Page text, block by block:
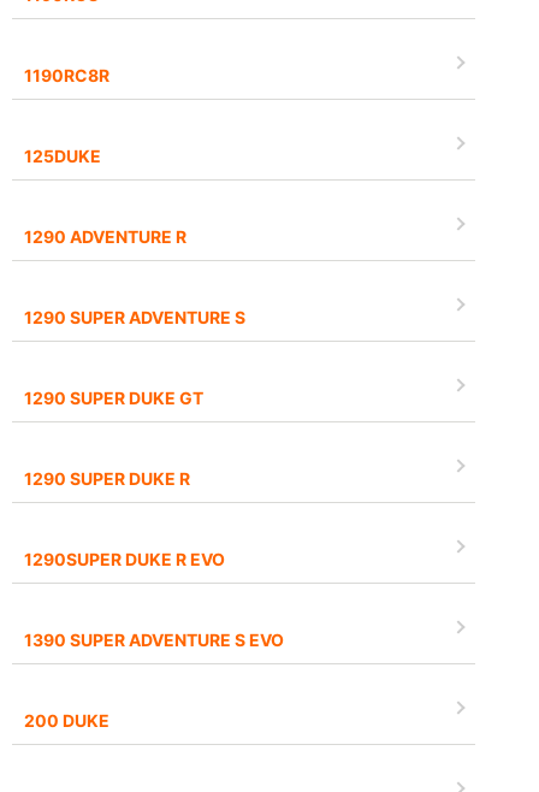
1190RC8R
125DUKE
1290 ADVENTURE R
1290 SUPER ADVENTURE S
1290 SUPER DUKE GT
1290 SUPER DUKE R
1290SUPER DUKE R EVO
1390 SUPER ADVENTURE S EVO
200 DUKE